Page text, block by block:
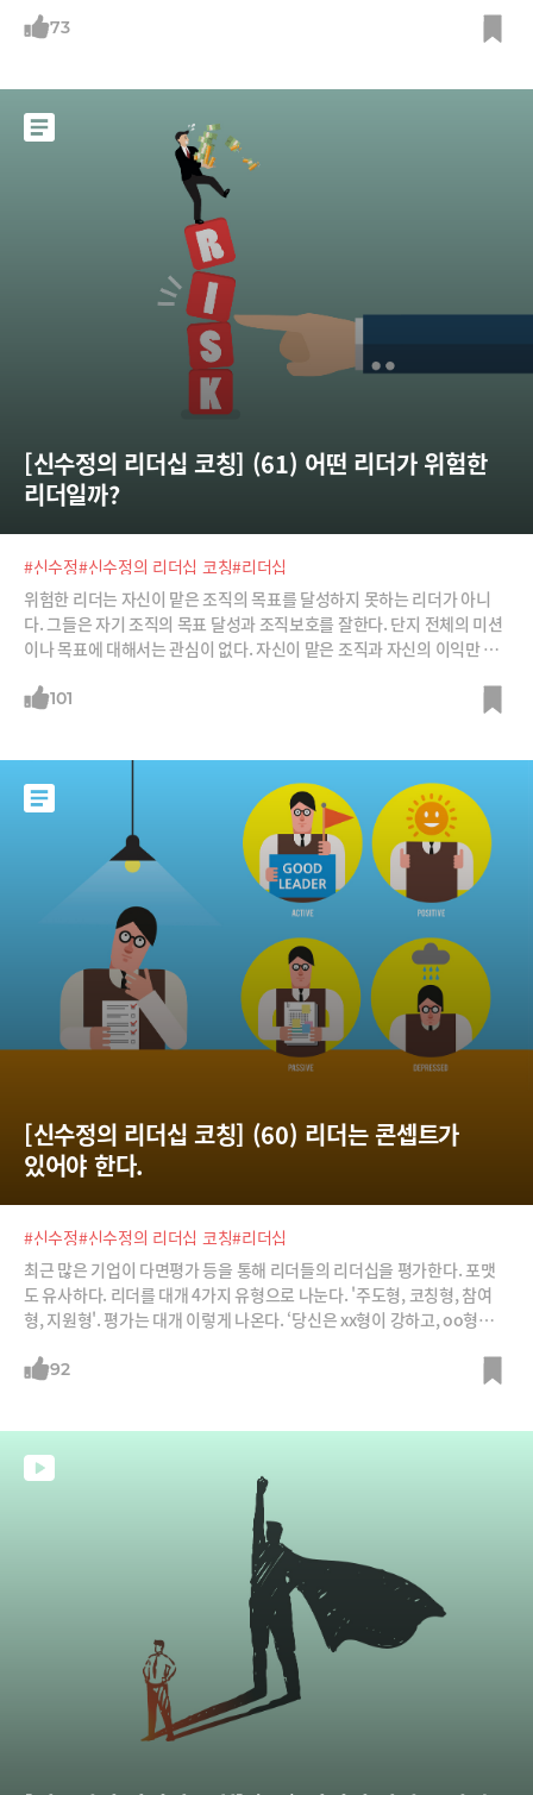
기회를 별로 주지 않았기에 아끼는 직원에게는 그런 기회를 마음껏 주고 싶
이 좋아하니 상대도 좋아하겠다고 여기는 것, 자신이 과거에 필요했던 것
이니 상대도 지금 필요하겠다고 여기는 것들을 주는 것은 실패하는 경우가
적지 않다. 리더 자신이 받고 싶었던 것이나 받고 싶은 것이 꼭 구성원들이
받고 싶은 것이 아닐 수 있기 때문이다. 나는 골프채를 받고 싶지만, 상대는
테니스 라켓이 필요할 수
73
[신수정의 리더십 코칭] (61) 어떤 리더가 위험한
리더일까?
#신수정#신수정의 리더십 코칭#리더십
위험한 리더는 자신이 맡은 조직의 목표를 달성하지 못하는 리더가 아니
다. 그들은 자기 조직의 목표 달성과 조직보호를 잘한다. 단지 전체의 미션
이나 목표에 대해서는 관심이 없다. 자신이 맡은 조직과 자신의 이익만 관
자신의 추종자들에게는 사적 네트워크를 만들어 충성과 인기를 얻고 보호
101
[신수정의 리더십 코칭] (60) 리더는 콘셉트가
있어야 한다.
#신수정#신수정의 리더십 코칭#리더십
최근 많은 기업이 다면평가 등을 통해 리더들의 리더십을 평가한다. 포맷
도 유사하다. 리더를 대개 4가지 유형으로 나눈다. '주도형, 코칭형, 참여
형, 지원형'. 평가는 대개 이렇게 나온다. ‘당신은 xx형이 강하고, oo형이
기 위해 애쓴다. 그렇다면 이 4가지를 고르게 보유한 리더가 이상적인 리더
92